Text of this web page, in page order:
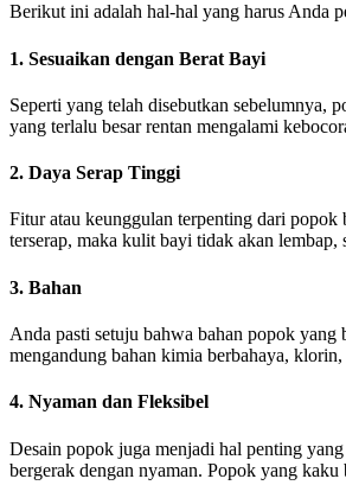
Berikut ini adalah hal-hal yang harus Anda
1. Sesuaikan dengan Berat Bayi
Seperti yang telah disebutkan sebelumnya,
yang terlalu besar rentan mengalami
2. Daya Serap Tinggi
Fitur atau keunggulan terpenting dari
terserap, maka kulit bayi tidak akan
3. Bahan
Anda pasti setuju bahwa bahan popok yang
mengandung bahan kimia berbahaya,
4. Nyaman dan Fleksibel
Desain popok juga menjadi hal penting
bergerak dengan nyaman. Popok yang